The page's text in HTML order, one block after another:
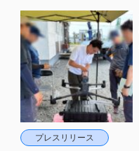
プレスリリース